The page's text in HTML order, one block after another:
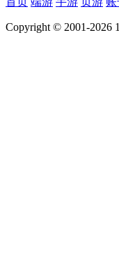
Copyright © 2001-2026